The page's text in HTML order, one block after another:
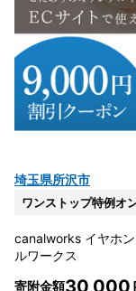
埼玉県所沢市
ワンストップ特例オ
canalworks イヤホ
ルワークス
寄附金額